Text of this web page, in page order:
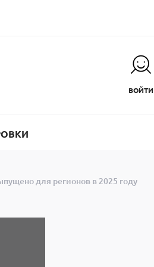
ВОЙТИ
для регионов в 2025 году